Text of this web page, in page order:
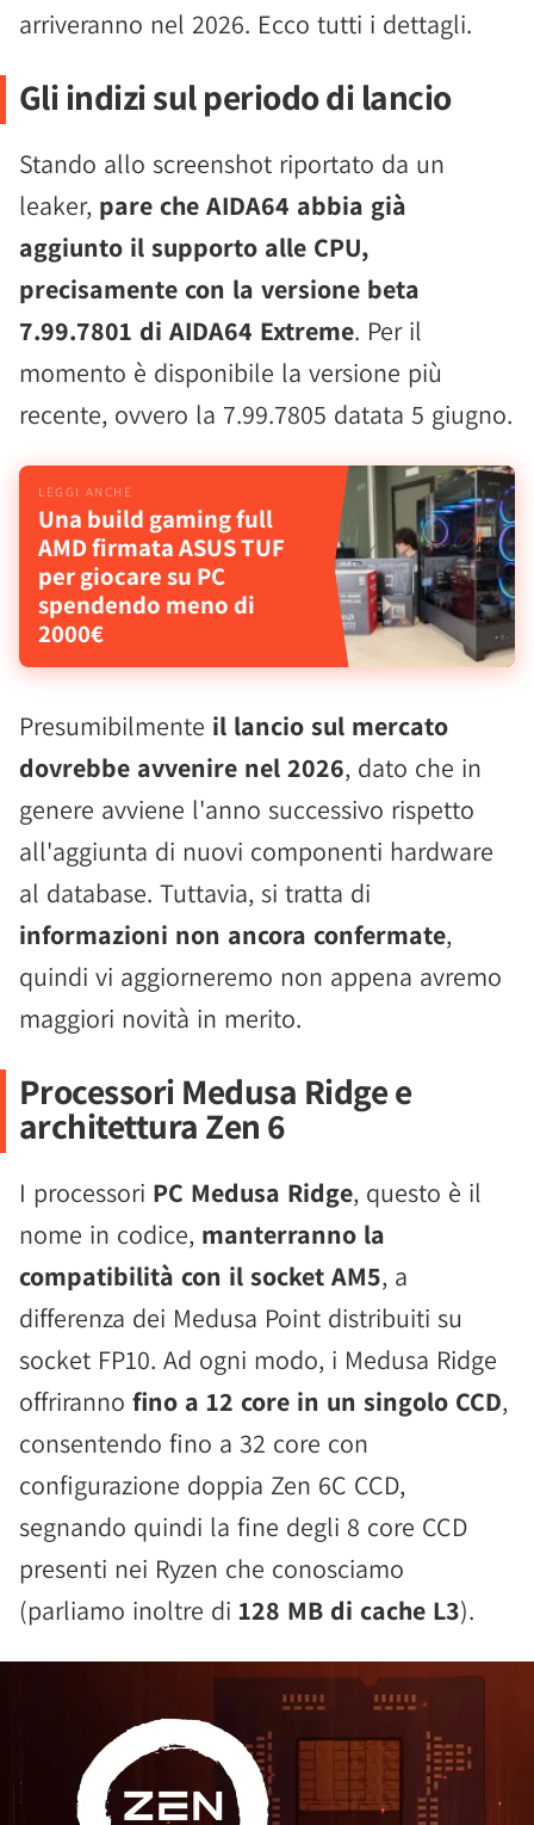
arriveranno nel 2026. Ecco tutti i dettagli.
Gli indizi sul periodo di lancio
Stando allo screenshot riportato da un
leaker, pare che AIDA64 abbia già
aggiunto il supporto alle CPU,
precisamente con la versione beta
7.99.7801 di AIDA64 Extreme. Per il
momento è disponibile la versione più
recente, ovvero la 7.99.7805 datata 5 giugno.
Una build gaming full
AMD firmata ASUS TUF
per giocare su PC
spendendo meno di
2000€
Presumibilmente il lancio sul mercato
dovrebbe avvenire nel 2026, dato che in
genere avviene l'anno successivo rispetto
all'aggiunta di nuovi componenti hardware
al database. Tuttavia, si tratta di
informazioni non ancora confermate,
quindi vi aggiorneremo non appena avremo
maggiori novità in merito.
Processori Medusa Ridge e
architettura Zen 6
I processori PC Medusa Ridge, questo è il
nome in codice, manterranno la
compatibilità con il socket AM5, a
differenza dei Medusa Point distribuiti su
socket FP10. Ad ogni modo, i Medusa Ridge
offriranno fino a 12 core in un singolo CCD,
consentendo fino a 32 core con
configurazione doppia Zen 6C CCD,
segnando quindi la fine degli 8 core CCD
presenti nei Ryzen che conosciamo
(parliamo inoltre di 128 MB di cache L3).